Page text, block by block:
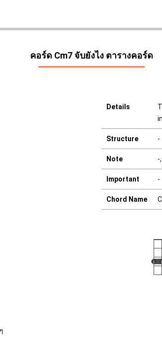
คอร์ด Cm7 จับยังไง ตารางคอร์ด
Details
Structure -
Note -
Important -
Chord Name